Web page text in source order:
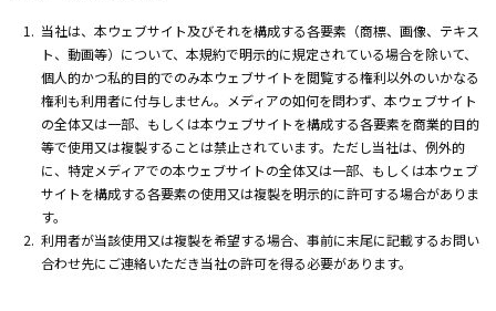
当社は、本ウェブサイト及びそれを構成する各要素（商標、画像、テキス
ト、動画等）について、本規約で明示的に規定されている場合を除いて、
個人的かつ私的目的でのみ本ウェブサイトを閲覧する権利以外のいかなる
権利も利用者に付与しません。メディアの如何を問わず、本ウェブサイト
の全体又は一部、もしくは本ウェブサイトを構成する各要素を商業的目的
等で使用又は複製することは禁止されています。ただし当社は、例外的
に、特定メディアでの本ウェブサイトの全体又は一部、もしくは本ウェブ
サイトを構成する各要素の使用又は複製を明示的に許可する場合がありま
す。
利用者が当該使用又は複製を希望する場合、事前に末尾に記載するお問い
合わせ先にご連絡いただき当社の許可を得る必要があります。